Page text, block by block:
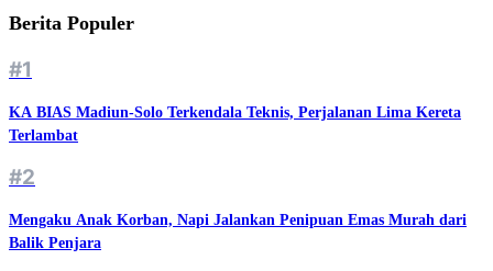
Berita Populer
#1
KA BIAS Madiun-Solo Terkendala Teknis, Perjalanan Lima Kereta
Terlambat
#2
Mengaku Anak Korban, Napi Jalankan Penipuan Emas Murah dari
Balik Penjara